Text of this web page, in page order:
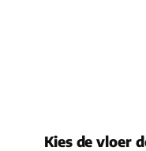
Kies de vloer